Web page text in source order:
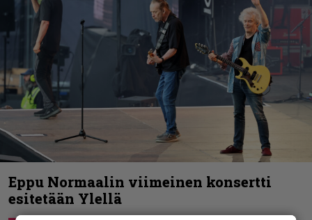
Eppu Normaalin viimeinen konsertti
esitetään Ylellä